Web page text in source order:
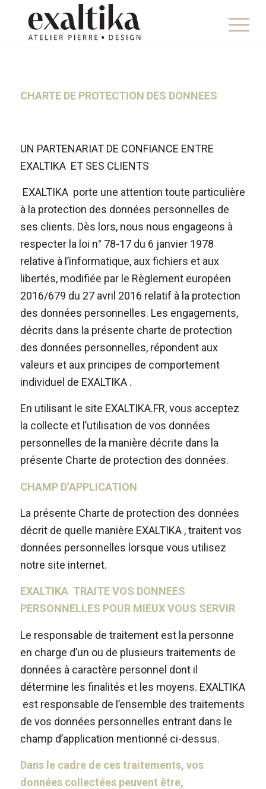
CHARTE DE PROTECTION DES DONNEES
UN PARTENARIAT DE CONFIANCE ENTRE
EXALTIKA ET SES CLIENTS
EXALTIKA porte une attention toute particulière
à la protection des données personnelles de
ses clients. Dès lors, nous nous engageons à
respecter la loi n° 78-17 du 6 janvier 1978
relative à l’informatique, aux fichiers et aux
libertés, modifiée par le Règlement européen
2016/679 du 27 avril 2016 relatif à la protection
des données personnelles. Les engagements,
décrits dans la présente charte de protection
des données personnelles, répondent aux
valeurs et aux principes de comportement
individuel de EXALTIKA .
En utilisant le site EXALTIKA.FR, vous acceptez
la collecte et l’utilisation de vos données
personnelles de la manière décrite dans la
présente Charte de protection des données.
CHAMP D’APPLICATION
La présente Charte de protection des données
décrit de quelle manière EXALTIKA , traitent vos
données personnelles lorsque vous utilisez
notre site internet.
EXALTIKA TRAITE VOS DONNEES
PERSONNELLES POUR MIEUX VOUS SERVIR
Le responsable de traitement est la personne
en charge d’un ou de plusieurs traitements de
données à caractère personnel dont il
détermine les finalités et les moyens. EXALTIKA
est responsable de l’ensemble des traitements
de vos données personnelles entrant dans le
champ d’application mentionné ci-dessus.
Dans le cadre de ces traitements, vos
données collectées peuvent être,